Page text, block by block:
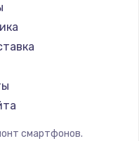
Poco
HTC
Blackmagic
Nothing
iQOO
смартфонов.